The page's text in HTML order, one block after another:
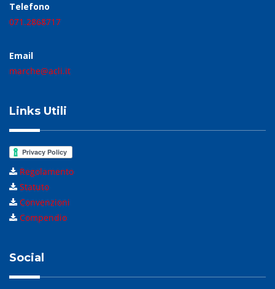
Telefono
071.2868717
Email
marche@acli.it
Links Utili
Regolamento
Statuto
Convenzioni
Compendio
Social